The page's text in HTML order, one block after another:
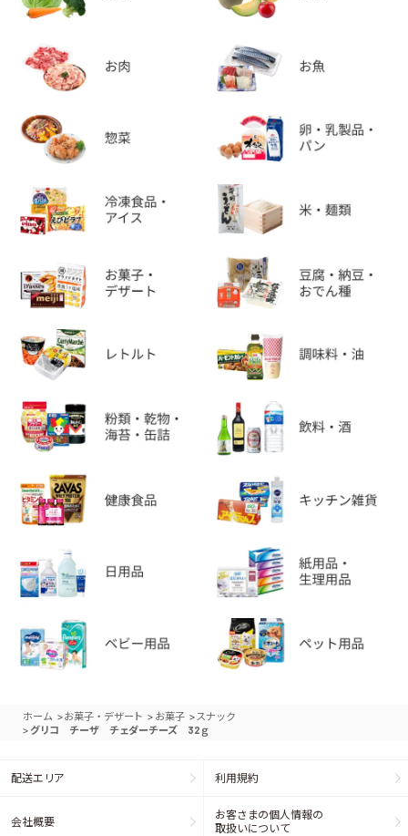
ホーム >お菓子・デザート > お菓子 > スナック
>グリコ チーザ チェダーチーズ 32ｇ
配送エリア 利用規約
会社概要
お客さまの個人情報の
取扱いについて